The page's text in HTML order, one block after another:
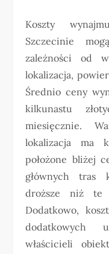
Koszty
Szczecinie
zależności od
lokalizacja,
Średnio ceny
kilkunastu
miesięcznie.
lokalizacja ma
położone bliżej
głównych tras
droższe niż te
Dodatkowo,
dodatkowych
właścicieli